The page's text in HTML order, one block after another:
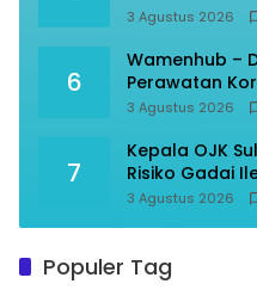
3 Agustus 2026
6
Wamenhub –
Perawatan
Optimal
3 Agustus 2026
7
Kepala OJK
Risiko Gadai
3 Agustus 2026
Populer Tag